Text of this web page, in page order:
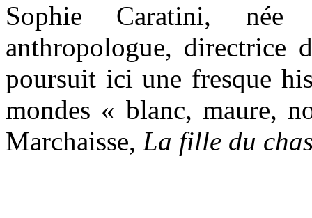
Sophie Caratini,
anthropologue, directrice
poursuit ici une fresque
mondes « blanc, maure,
Marchaisse, La fille du